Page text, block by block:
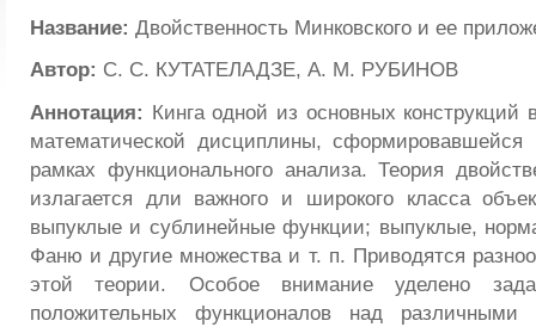
Название: Двойственность Минковского и ее
Автор: С. С. КУТАТЕЛАДЗЕ, А. М. РУБИНОВ
Аннотация: Кинга одной из основных конструкций
математической дисциплины,
рамках функционального анализа. Теория
излагается дли важного и широкого класса
выпуклые и сублинейные функции; выпуклые,
Фаню и другие множества и т. п. Приводятся
этой теории. Особое внимание уделено
положительных функционалов над различными